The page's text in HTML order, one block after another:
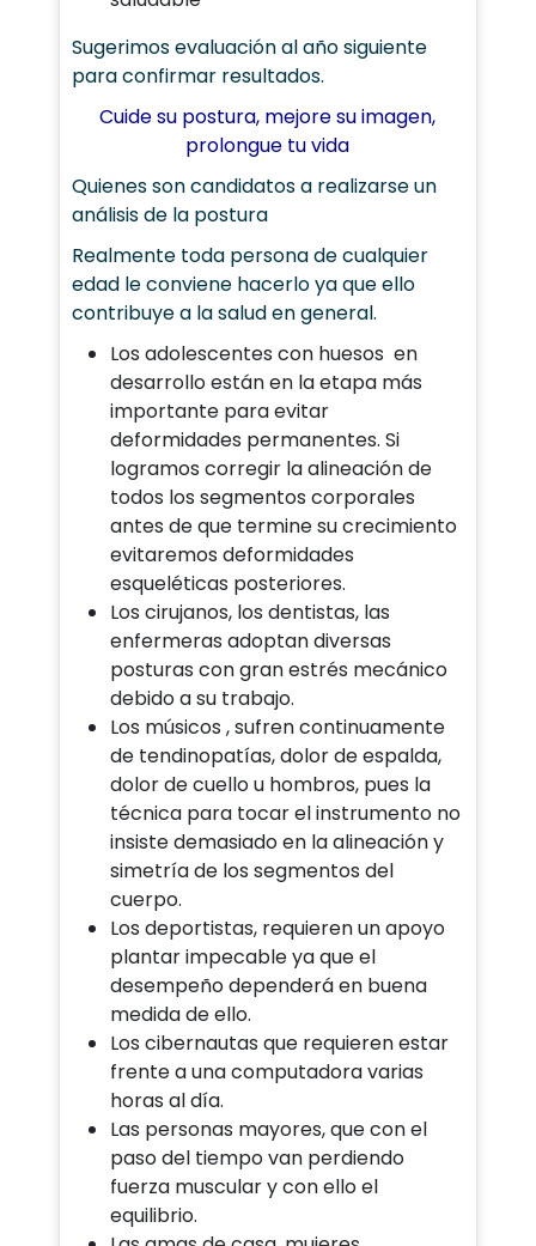
Sugerimos evaluación al año siguiente
para confirmar resultados.
Cuide su postura, mejoresu imagen,
prolongue tu vida
Quienes son candidatos a realizarse un
análisis de la postura
Realmente toda persona de cualquier
edad le conviene hacerlo ya que ello
contribuye a la salud en general.
Los adolescentes con huesos en
desarrollo están en la etapa más
importante para evitar
deformidades permanentes. Si
logramos corregir la alineación de
todos los segmentos corporales
antes de que termine su crecimiento
evitaremos deformidades
esqueléticas posteriores.
Los cirujanos, los dentistas, las
enfermeras adoptan diversas
posturas con gran estrés mecánico
debido a su trabajo.
Los músicos , sufren continuamente
de tendinopatías, dolor de espalda,
dolor de cuello u hombros, pues la
técnica para tocar el instrumento no
insiste demasiado en la alineación y
simetría de los segmentos del
cuerpo.
Los deportistas, requieren un apoyo
plantar impecable ya que el
desempeño dependerá en buena
medida de ello.
Los cibernautas que requieren estar
frente a una computadora varias
horas al día.
Las personas mayores, que con el
paso del tiempo van perdiendo
fuerza muscular y con ello el
equilibrio.